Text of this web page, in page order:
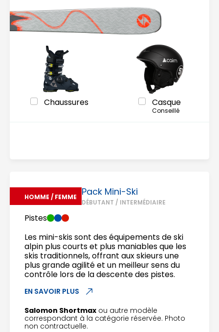
Chaussures Casque
Conseillé
HOMME / FEMME Pack Mini-Ski
DÉBUTANT / INTERMÉDIAIRE
Pistes
Les mini-skis sont des équipements de ski
alpin plus courts et plus maniables que les
skis traditionnels, offrant aux skieurs une
plus grande agilité et un meilleur sens du
contrôle lors de la descente des pistes.
EN SAVOIR PLUS
Salomon Shortmax ou autre modèle
correspondant à la catégorie réservée. Photo
non contractuelle.